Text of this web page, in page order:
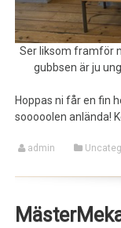
Ser liksom framför
gubbsen är ju
Hoppas ni får en fin
sooooolen anlända!
admin